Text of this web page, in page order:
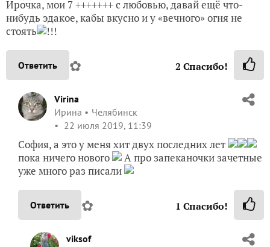
Ирочка, мои 7 +++++++ с любовью, давай ещё что-
нибудь эдакое, кабы вкусно и у «вечного» огня не
стоять
!!!
Ответить ✿ 2 Спасибо!
Virina
Ирина
Челябинск
22 июля 2019, 11:39
София, а это у меня хит двух последних лет
пока ничего нового
А про запеканочки зачетные
уже много раз писали
Ответить ✿ 1 Спасибо!
viksof